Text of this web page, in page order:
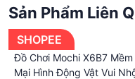
không làm việc)
🍎nếu có thắc mắc
Sản Phẩm Liên
SHOPEE
Đồ Chơi Mochi X6B7 Mềm
Mại Hình Động Vật Vui